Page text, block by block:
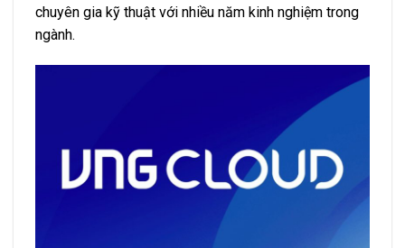
chuyên gia kỹ thuật với nhiều năm kinh nghiệm trong
ngành.